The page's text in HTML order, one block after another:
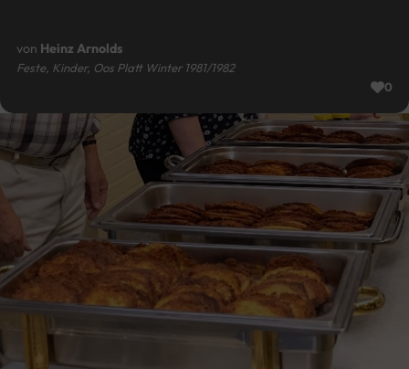
von Heinz Arnolds
Feste, Kinder, Oos Platt Winter 1981/1982
0